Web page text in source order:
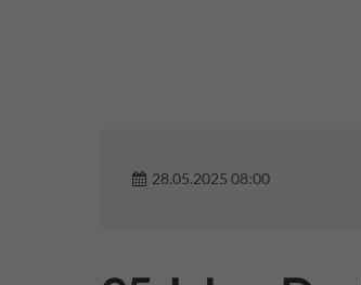
28.05.2025 08:00